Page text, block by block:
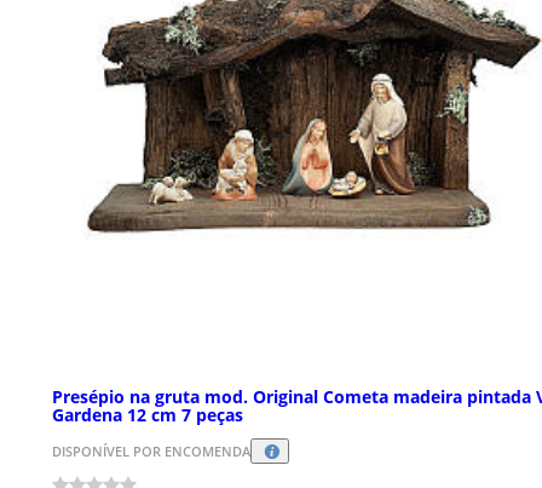
Presépio na gruta mod. Original Cometa madeira pintada
Gardena 12 cm 7 peças
DISPONÍVEL POR ENCOMENDA